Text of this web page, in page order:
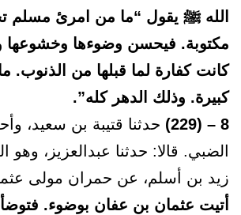
الله ﷺ يقول “ما من امرئ مسلم
مكتوبة. فيحسن وضوءها وخشوعها
كانت كفارة لما قبلها من الذنوب.
كبيرة. وذلك الدهر كله”.
8 – (229)
حدثنا قتيبة بن سعيد،
الضبي. قالا: حدثنا عبدالعزيز، وهو
زيد بن أسلم، عن حمران مولى
أتيت عثمان بن عفان بوضوء.